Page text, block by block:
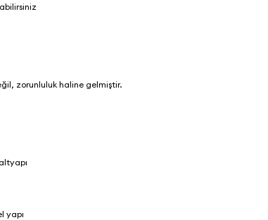
zorunluluk haline gelmiştir.
yapı